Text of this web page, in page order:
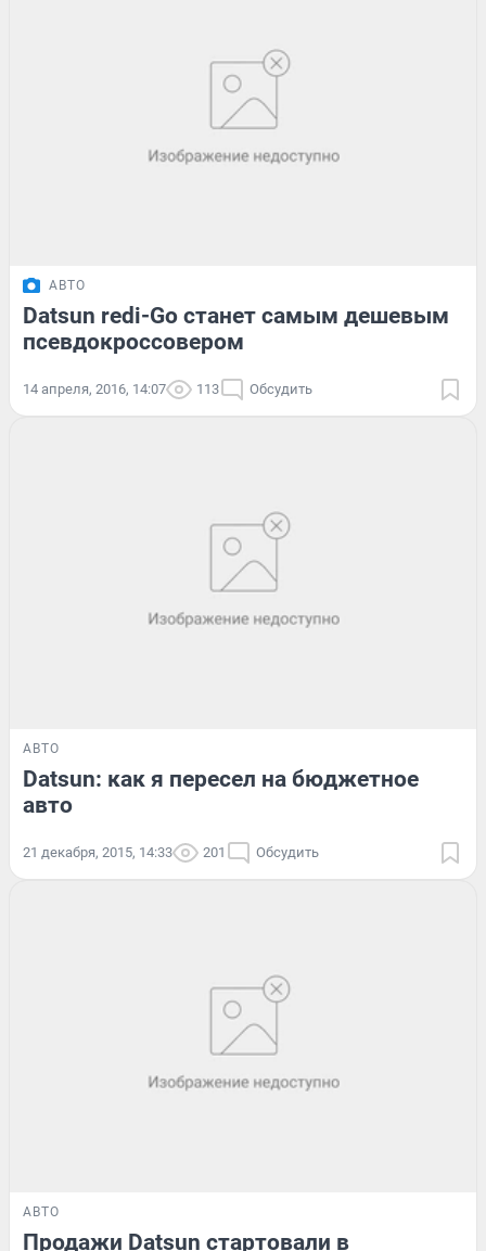
АВТО
Datsun redi-Go станет самым дешевым
псевдокроссовером
14 апреля, 2016, 14:07 113 Обсудить
АВТО
Datsun: как я пересел на бюджетное
авто
21 декабря, 2015, 14:33 201 Обсудить
АВТО
Продажи Datsun стартовали в